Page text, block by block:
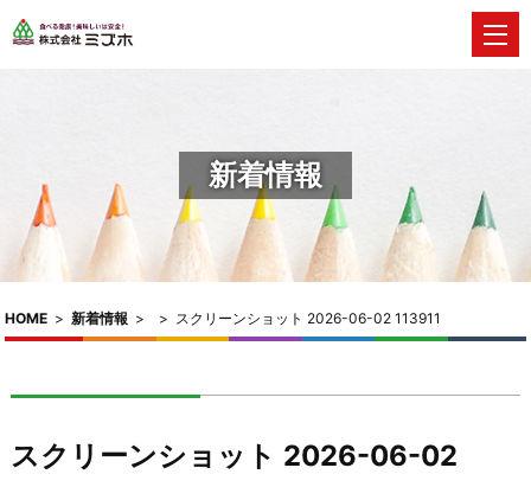
新着情報
HOME > 新着情報 > > スクリーンショット 2026-06-02 113911
スクリーンショット 2026-06-02